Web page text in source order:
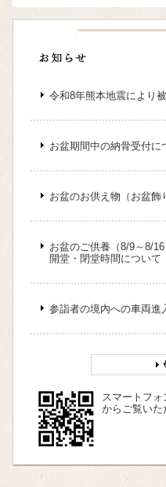
令和8年熊本地震により
お盆期間中の納骨受付に
お盆のお供え物（お盆飾
お盆のご供養（8/9～8/16
開堂・閉堂時間について
参詣者の境内への車両進
スマートフ
からご覧いた